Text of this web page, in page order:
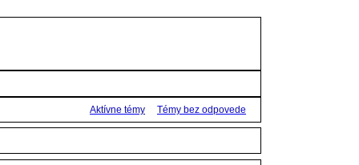
Aktívne témy Témy bez odpovede